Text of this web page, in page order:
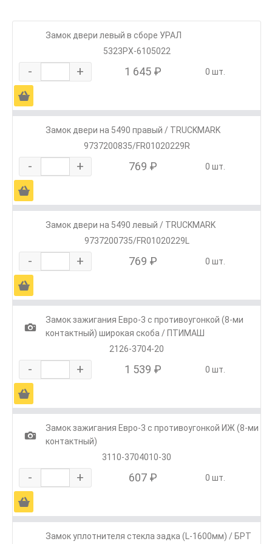
Замок двери левый в сборе УРАЛ
5323РХ-6105022
- + 1 645 ₽ 0 шт.
Ä
Замок двери на 5490 правый / TRUCKMARK
9737200835/FR01020229R
- + 769 ₽ 0 шт.
Ä
Замок двери на 5490 левый / TRUCKMARK
9737200735/FR01020229L
- + 769 ₽ 0 шт.
Ä
1
Замок зажигания Евро-3 с противоугонкой (8-ми
контактный) широкая скоба / ПТИМАШ
2126-3704-20
- + 1 539 ₽ 0 шт.
Ä
1
Замок зажигания Евро-3 с противоугонкой ИЖ (8-ми
контактный)
3110-3704010-30
- + 607 ₽ 0 шт.
Ä
Замок уплотнителя стекла задка (L-1600мм) / БРТ